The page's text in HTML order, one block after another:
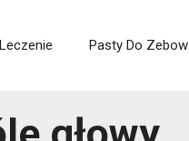
Leczenie Pasty Do Zebow